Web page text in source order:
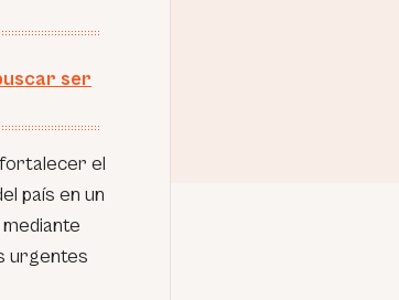
ser
el
país en un
urgentes